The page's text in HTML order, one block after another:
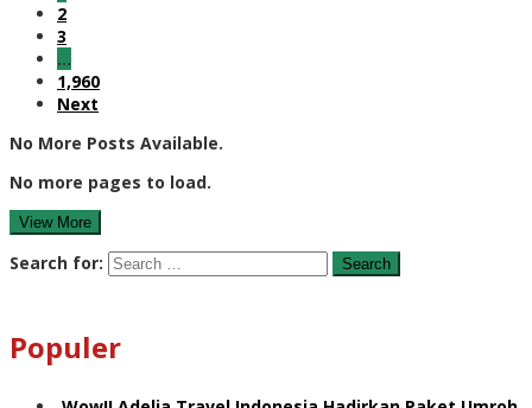
2
3
…
1,960
Next
No More Posts Available.
No more pages to load.
View More
Search for:
Populer